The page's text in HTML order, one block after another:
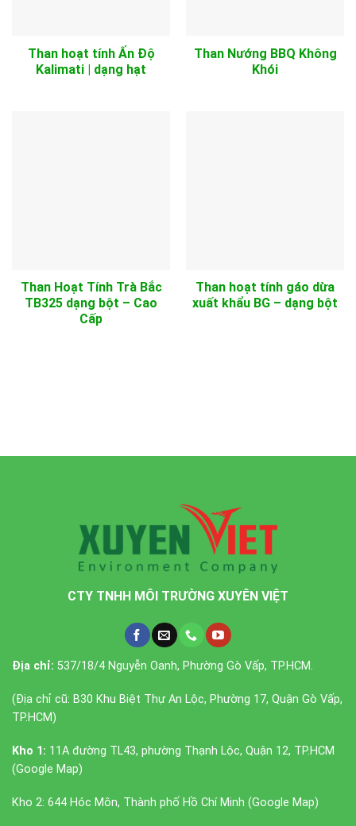
Than hoạt tính Ấn Độ
Kalimati | dạng hạt
Than Nướng BBQ Không
Khói
Than Hoạt Tính Trà Bắc
TB325 dạng bột – Cao
Cấp
Than hoạt tính gáo dừa
xuất khẩu BG – dạng bột
CTY TNHH MÔI TRƯỜNG XUYÊN VIỆT
Địa chỉ: 537/18/4 Nguyễn Oanh, Phường Gò Vấp, TP.HCM.
(Địa chỉ cũ: B30 Khu Biệt Thự An Lộc, Phường 17, Quận Gò Vấp,
TP.HCM)
Kho 1: 11A đường TL43, phường Thạnh Lộc, Quận 12, TP.HCM
(Google Map)
Kho 2: 644 Hóc Môn, Thành phố Hồ Chí Minh (Google Map)